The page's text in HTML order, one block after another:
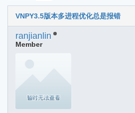
VNPY3.5版本多进程优化总是报错
ranjianlin
Member